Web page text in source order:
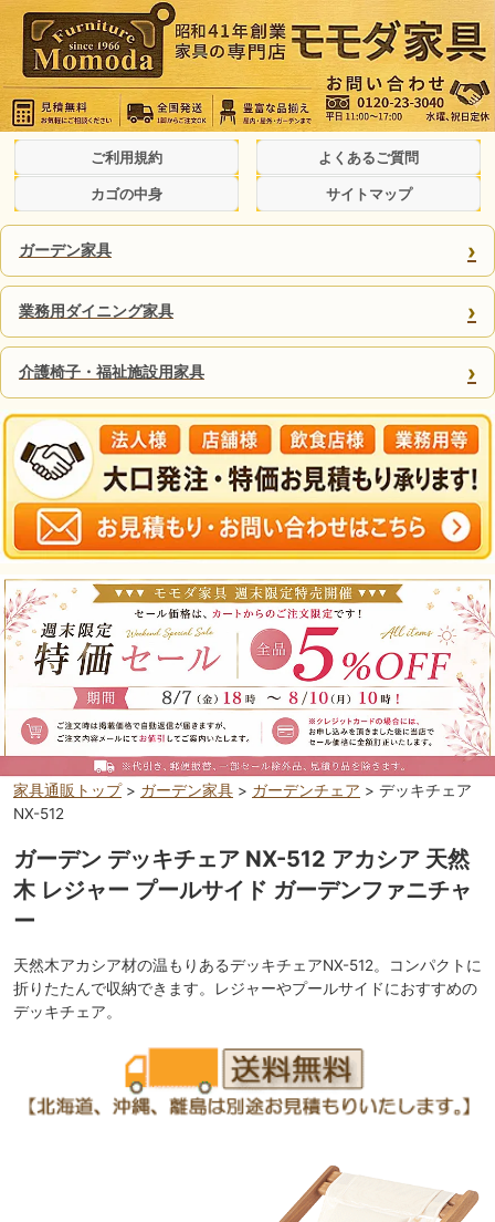
ご利用規約 よくあるご質問
カゴの中身 サイトマップ
ガーデン家具 ›
業務用ダイニング家具 ›
介護椅子・福祉施設用家具 ›
家具通販トップ> ガーデン家具 > ガーデンチェア > デッキチェア
NX-512
ガーデン デッキチェア NX-512 アカシア 天然
木 レジャー プールサイド ガーデンファニチャ
ー
天然木アカシア材の温もりあるデッキチェアNX-512。コンパクトに
折りたたんで収納できます。レジャーやプールサイドにおすすめの
デッキチェア。